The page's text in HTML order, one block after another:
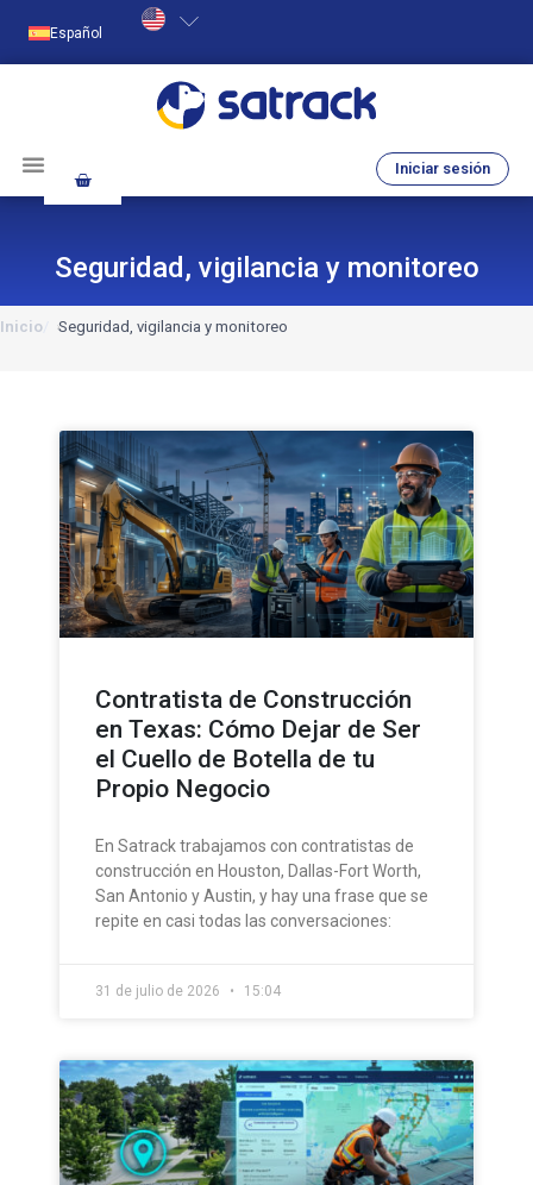
Español
Iniciar sesión
Seguridad, vigilancia y monitoreo
Inicio Seguridad, vigilancia y monitoreo
Contratista de Construcción
en Texas: Cómo Dejar de Ser
el Cuello de Botella de tu
Propio Negocio
En Satrack trabajamos con contratistas de
construcción en Houston, Dallas-Fort Worth,
San Antonio y Austin, y hay una frase que se
repite en casi todas las conversaciones:
31 de julio de 2026 15:04